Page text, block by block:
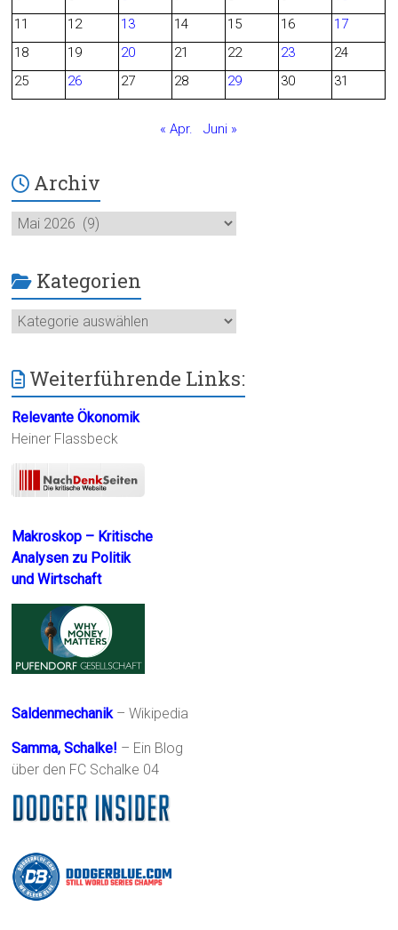
o
11
12 13 14 15 16
17
18
19 20 21 22 23
24
25
26 27 28 29 30 31
« Apr. Juni »
Archiv
Archiv
Kategorien
Kategorien
Weiterführende Links:
Relevante Ökonomik
Heiner Flassbeck
Makroskop – Kritische
Analysen zu Politik
und Wirtschaft
Saldenmechanik– Wikipedia
Samma, Schalke! – Ein Blog
über den FC Schalke 04